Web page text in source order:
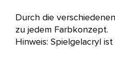
Durch die
zu jedem Farbkonzept.
Hinweis: Spielgelacryl